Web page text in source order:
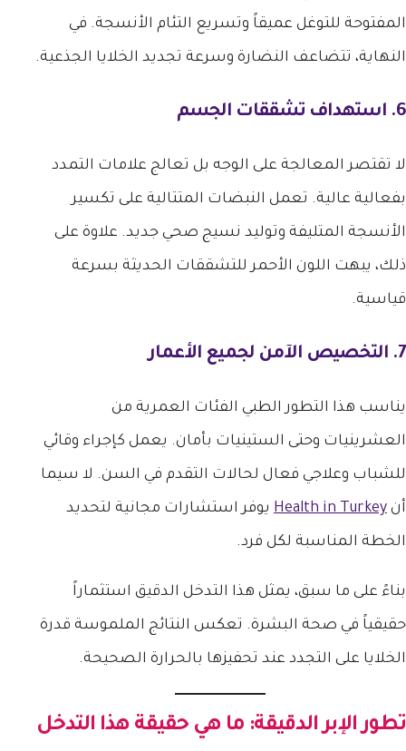
المفتوحة للتوغل عميقاً وتسريع التئام الأنسجة. في
النهاية، تتضاعف النضارة وسرعة تجديد الخلايا الجذعية.
6. استهداف تشققات الجسم
لا تقتصر المعالجة على الوجه بل تعالج علامات التمدد
بفعالية عالية. تعمل النبضات المتتالية على تكسير
الأنسجة المتليفة وتوليد نسيج صحي جديد. علاوة على
ذلك، يبهت اللون الأحمر للتشققات الحديثة بسرعة
قياسية.
7. التخصيص الآمن لجميع الأعمار
يناسب هذا التطور الطبي الفئات العمرية من
العشرينيات وحتى الستينيات بأمان. يعمل كإجراء وقائي
للشباب وعلاجي فعال لحالات التقدم في السن. لا سيما
أن Health in Turkey يوفر استشارات مجانية لتحديد
الخطة المناسبة لكل فرد.
بناءً على ما سبق، يمثل هذا التدخل الدقيق استثماراً
حقيقياً في صحة البشرة. تعكس النتائج الملموسة قدرة
الخلايا على التجدد عند تحفيزها بالحرارة الصحيحة.
تطور الإبر الدقيقة: ما هي حقيقة هذا التدخل